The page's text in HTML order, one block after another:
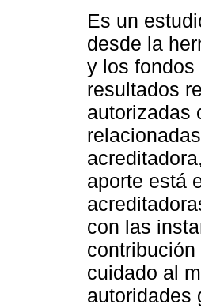
Es un
desde la
y los fondos
resultados
autorizadas
aporte está
con las
cuidado al
autoridades